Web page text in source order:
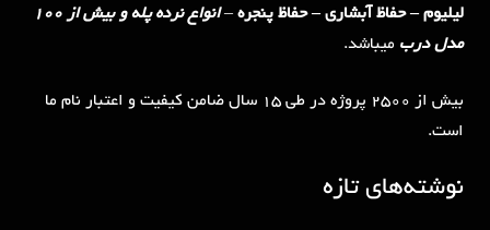
لیلیوم – حفاظ آبشاری – حفاظ پنجره –
انواع نرده پله و بیش از 100
مدل درب میباشد.
بیش از 2500 پروژه در طی 15 سال ضامن کیفیت و اعتبار نام ما
است.
نوشته‌های تازه